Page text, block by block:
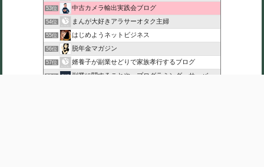
53位 中古カメラ輸出実践会ブログ
54位 まんが大好きアラサーオタク主婦
55位 はじめようネットビジネス
56位 脱年金マガジン
57位 婿養子が副業せどりで家族孝行するブログ
58位 副業に関することや、プログラミング・サーバー関係